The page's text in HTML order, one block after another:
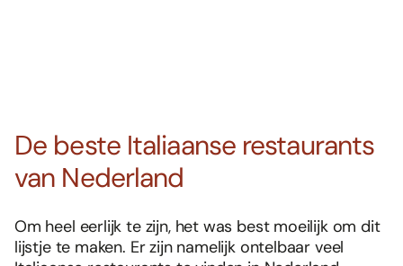
De beste Italiaanse restaurants
van Nederland
Om heel eerlijk te zijn, het was best moeilijk om dit
lijstje te maken. Er zijn namelijk ontelbaar veel